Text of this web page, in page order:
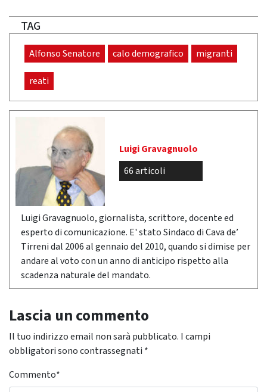
TAG
Alfonso Senatore calo demografico migranti
reati
Luigi Gravagnuolo
66 articoli
Luigi Gravagnuolo, giornalista, scrittore, docente ed
esperto di comunicazione. E' stato Sindaco di Cava de’
Tirreni dal 2006 al gennaio del 2010, quando si dimise per
andare al voto con un anno di anticipo rispetto alla
scadenza naturale del mandato.
Lascia un commento
Il tuo indirizzo email non sarà pubblicato. I campi
obbligatori sono contrassegnati *
Commento*